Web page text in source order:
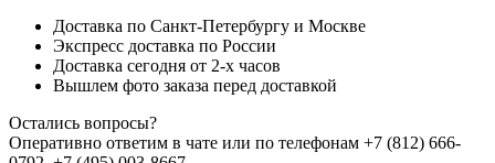
Доставка по Санкт-Петербургу и Москве
Экспресс доставка по России
Доставка сегодня от 2-х часов
Вышлем фото заказа перед доставкой
Остались вопросы?
Оперативно ответим в чате или по телефонам +7 (812) 666-